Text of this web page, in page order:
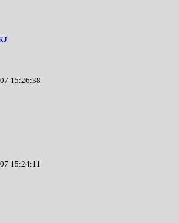
15:26:38
15:24:11